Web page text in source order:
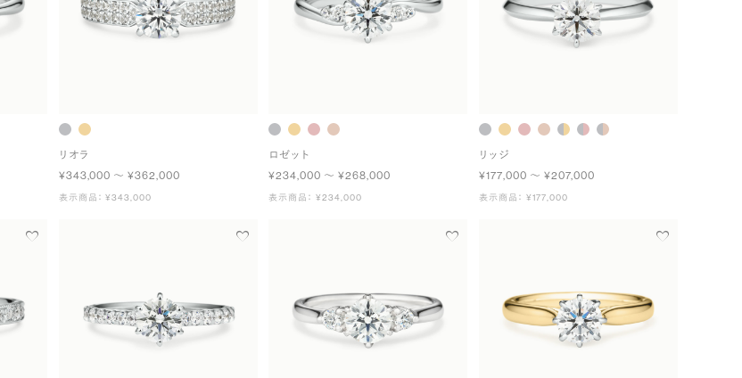
リオラ
¥343,000 〜 ¥362,000
表示商品： ¥343,000
ロゼット
¥234,000 〜 ¥268,000
表示商品： ¥234,000
リッジ
¥177,000 〜 ¥207,000
表示商品： ¥177,000